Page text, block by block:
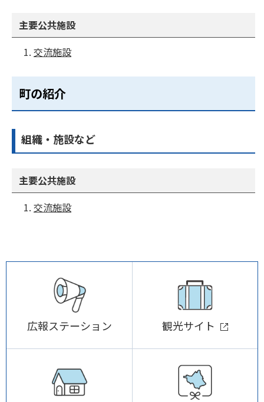
主要公共施設
交流施設
町の紹介
組織・施設など
主要公共施設
交流施設
広報ステーション 観光サイト